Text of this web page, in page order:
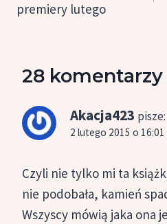
premiery lutego
28 komentarzy
Akacja423 pisze:
2 lutego 2015 o 16:01
Czyli nie tylko mi ta
nie podobała, kamień
Wszyscy mówią jaka ona